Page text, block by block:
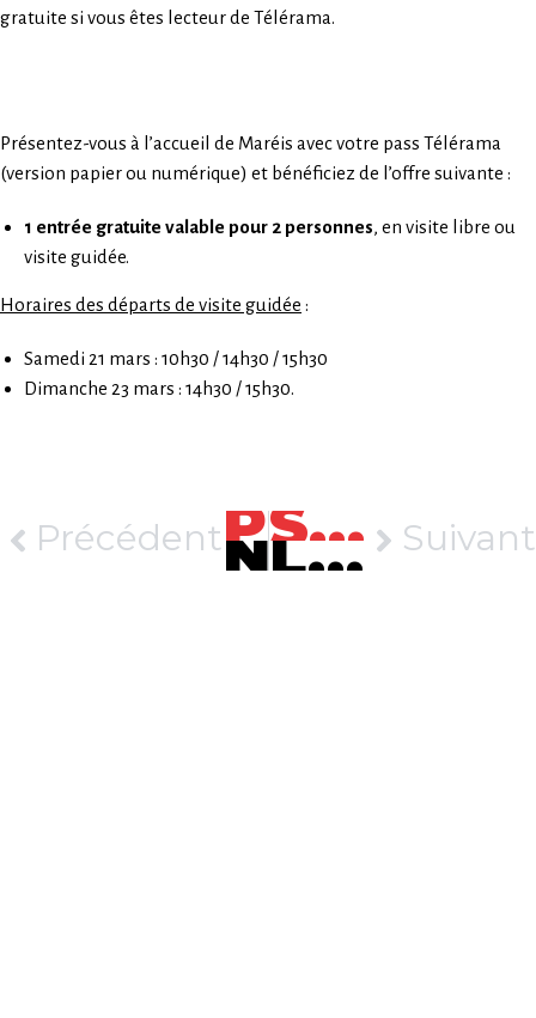
gratuite si vous êtes lecteur de Télérama.
Présentez-vous à l’accueil de Maréis avec votre pass Télérama
(version papier ou numérique) et bénéficiez de l’offre suivante :
1 entrée gratuite valable pour 2 personnes, en visite libre ou
visite guidée.
Horaires des départs de visite guidée :
Samedi 21 mars : 10h30 / 14h30 / 15h30
Dimanche 23 mars : 14h30 / 15h30.
Précédent PRÉCÉDENT
Notre programme des vacances de février 2026SUIVANT
La coquille Saint-Jacques est en fête ! Suivant